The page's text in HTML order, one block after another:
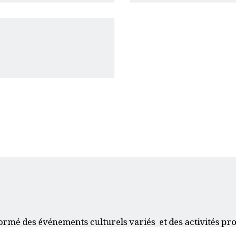
des événements culturels variés et des activités